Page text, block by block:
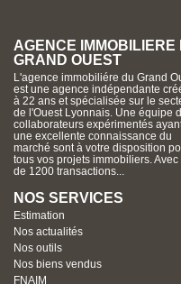
AGENCE IMMOBILIERE
GRAND OUEST
L'agence immobiliére du Grand
est une agence indépendante
à 22 ans et spécialisée sur le
de l'Ouest Lyonnais. Une équipe
collaborateurs expérimentés
une excellente connaissance du
marché sont à votre disposition
tous vos projets immobiliers. Avec
de 1200 transactions...
NOS SERVICES
Estimation
Nos actualités
Nos outils
Nos biens vendus
FNAIM